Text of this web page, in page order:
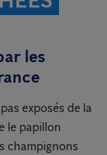
les
exposés de la
le papillon
champignons